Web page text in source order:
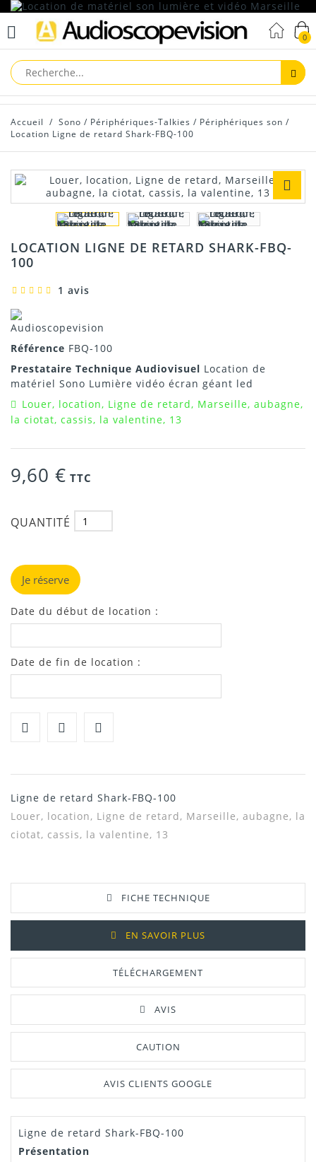
0
Accueil / Sono / Périphériques-Talkies / Périphériques son /
Location Ligne de retard Shark-FBQ-100
LOCATION LIGNE DE RETARD SHARK-FBQ-
100
1 avis
Référence FBQ-100
Prestataire Technique Audiovisuel Location de
matériel Sono Lumière vidéo écran géant led
Louer, location, Ligne de retard, Marseille, aubagne,
la ciotat, cassis, la valentine, 13
9,60 € TTC
QUANTITÉ
Je réserve
Date du début de location :
Date de fin de location :
Ligne de retard Shark-FBQ-100
Louer, location, Ligne de retard, Marseille, aubagne, la
ciotat, cassis, la valentine, 13
FICHE TECHNIQUE
EN SAVOIR PLUS
TÉLÉCHARGEMENT
AVIS
CAUTION
AVIS CLIENTS GOOGLE
Manuel /
Notice
Télécharger Dans L'onglet
Ligne de retard Shark-FBQ-100
Présentation